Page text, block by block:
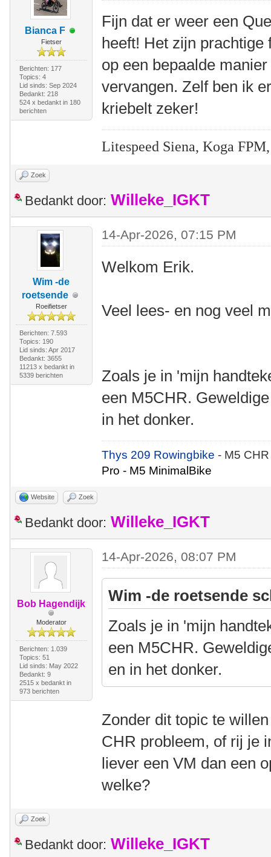
Bianca F
Fietser
Berichten: 177
Topics: 4
Lid sinds: Sep 2024
Bedankt: 218
524 x bedankt in 180
berichten
Fijn dat er weer een
heeft! Het zijn prachtige
op een bepaalde
vervangen. Zelf ben ik
kriebelt zeker!
Litespeed Siena, Koga
Zoek
Bedankt door: Willeke_IGKT
Wim -de
roetsende
Roeifietser
Berichten: 7.593
Topics: 190
Lid sinds: Apr 2017
Bedankt: 3655
11213 x bedankt in
5339 berichten
14-Apr-2026, 07:15 PM
Welkom Erik.
Veel lees- en nog veel
Zoals je in 'mijn
een M5CHR.
in het donker.
Thys 209 Rowingbike- M5
Pro - M5 MinimalBike
Website Zoek
Bedankt door: Willeke_IGKT
Bob Hagendijk
Moderator
Berichten: 1.039
Topics: 51
Lid sinds: May 2022
Bedankt: 9
2515 x bedankt in
973 berichten
14-Apr-2026, 08:07 PM
Wim -de roetsende
Zoals je in 'mijn
een M5CHR.
en in het donker.
Zonder dit topic te
CHR probleem, of rij je
liever een VM dan een
welke?
Zoek
Bedankt door: Willeke_IGKT